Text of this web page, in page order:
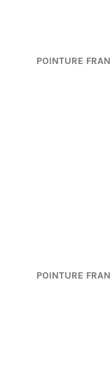
POINTURE
POINTURE